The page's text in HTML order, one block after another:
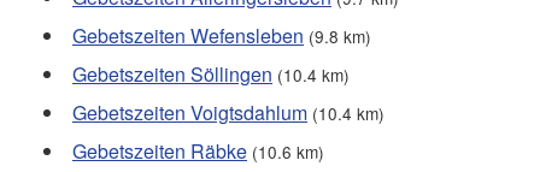
Gebetszeiten Wefensleben (9.8 km)
Gebetszeiten Söllingen (10.4 km)
Gebetszeiten Voigtsdahlum (10.4 km)
Gebetszeiten Räbke (10.6 km)